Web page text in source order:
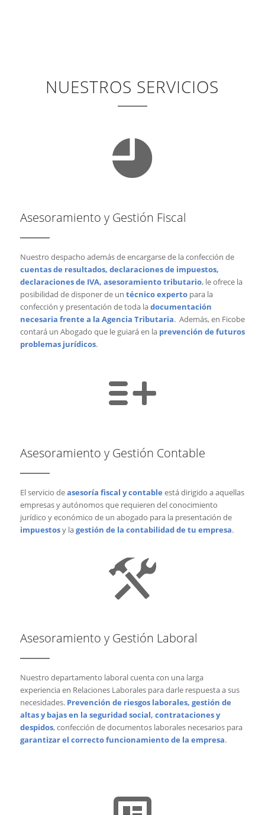
NUESTROS SERVICIOS
Asesoramiento y Gestión Fiscal
Nuestro despacho además de encargarse de la confección de
cuentas de resultados, declaraciones de impuestos,
declaraciones de IVA, asesoramiento tributario, le ofrece la
posibilidad de disponer de un técnico expertopara la
confección y presentación de toda ladocumentación
necesaria frente a la Agencia Tributaria. Además, en Ficobe
contará un Abogado que le guiará en la prevención de futuros
problemas jurídicos.
Asesoramiento y Gestión Contable
El servicio deasesoría fiscal y contable está dirigido a aquellas
empresas y autónomos que requieren del conocimiento
jurídico y económico de un abogado para la presentación de
impuestosy lagestión de la contabilidad de tu empresa.
Asesoramiento y Gestión Laboral
Nuestro departamento laboral cuenta con una larga
experiencia en Relaciones Laborales para darle respuesta a sus
necesidades. Prevención de riesgos laborales, gestión de
altas y bajas en la seguridad social, contrataciones y
despidos, confección de documentos laborales necesarios para
garantizar el correcto funcionamiento de la empresa.